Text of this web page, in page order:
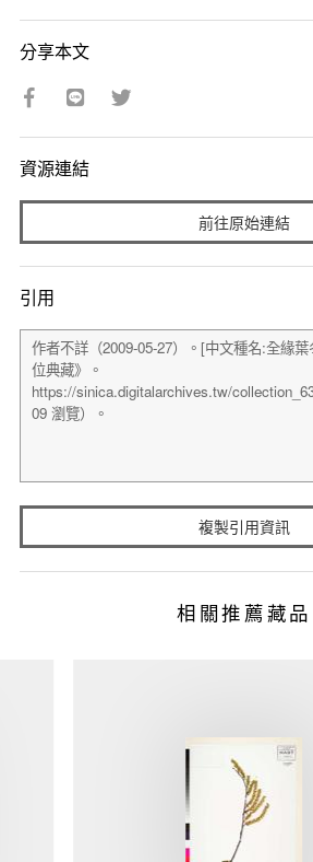
分享本文
資源連結
前往原始連結
引用
複製引用資訊
相關推薦藏品